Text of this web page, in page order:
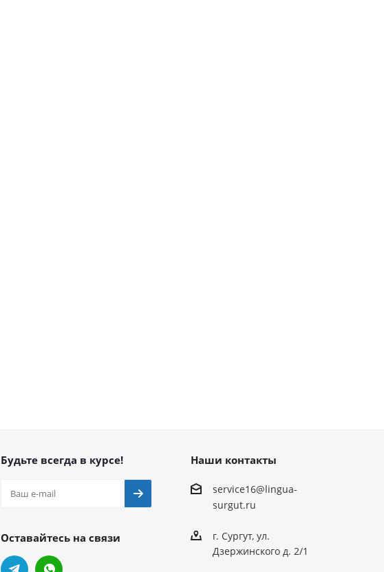
Будьте всегда в курсе!
Оставайтесь на связи
Наши контакты
service16@lingua-
surgut.ru
г. Сургут,ул.
Дзержинского д. 2/1